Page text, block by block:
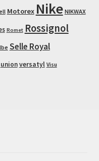
page
Motorex Nike NIKWAX
Romet Rossignol
Selle Royal
unionversatyl Visu